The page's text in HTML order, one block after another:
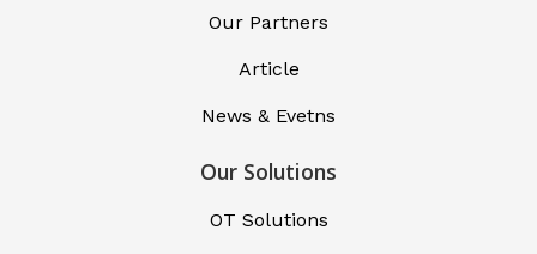
Our Partners
Article
News & Evetns
Our Solutions
OT Solutions